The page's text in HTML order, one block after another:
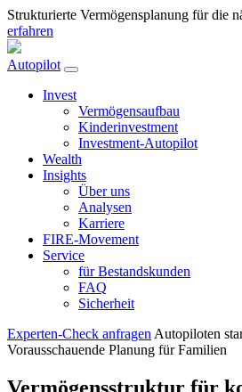
Strukturierte Vermögensplanung für die
erfahren
Autopilot
Invest
Vermögensaufbau
Kinderinvestment
Investment-Autopilot
Wealth
Insights
Über uns
Analysen
Karriere
FIRE-Movement
Service
für Bestandskunden
FAQ
Sicherheit
Experten-Check anfragen Autopiloten
Vorausschauende Planung für Familien